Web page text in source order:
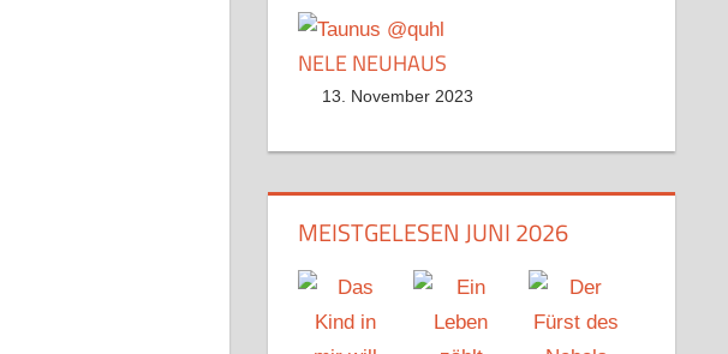
NELE NEUHAUS
13. November 2023
MEISTGELESEN JUNI 2026